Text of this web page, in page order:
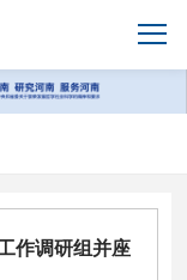
作调研组并座